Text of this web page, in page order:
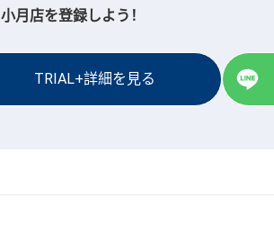
小月店を登録しよう！
TRIAL+詳細を見る